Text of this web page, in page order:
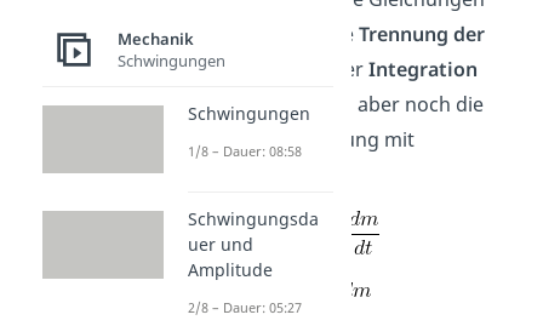
werden durch eineTrennung der
Variablen
und einerIntegration
gelöst. Zuerst wird aber noch die
Bewegungsgleichung mit
Mechanik
Schwingungen
Schwingungen
1/8 – Dauer: 08:58
Schwingungsda
uer und
Amplitude
2/8 – Dauer: 05:27